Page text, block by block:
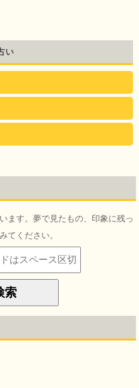
い
ます。夢で見たもの、印象に残っ
てください。